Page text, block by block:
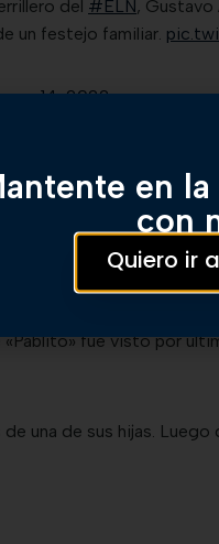
del #ELN, Gustavo
un festejo familiar.
14, 2022
que recientemente
el jefe guerrillero.
fue visto por
una de sus hijas.
en
con
Quiero ir